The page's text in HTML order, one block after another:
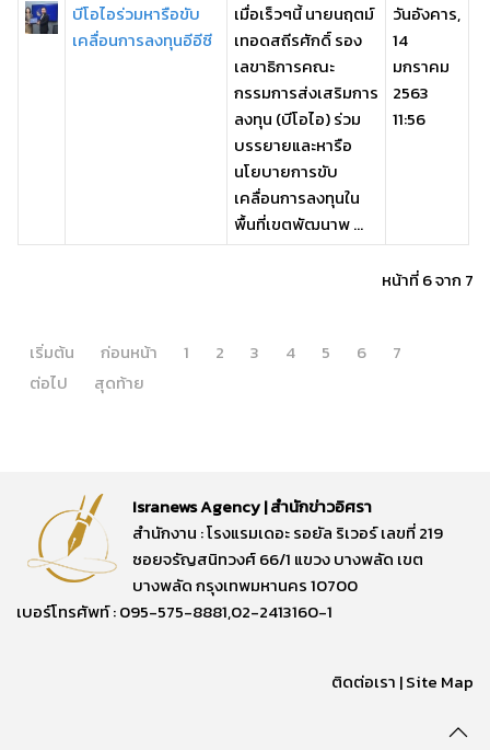
บีโอไอร่วมหารือขับ
เคลื่อนการลงทุนอีอีซี
เมื่อเร็วๆนี้ นายนฤตม์
เทอดสถีรศักดิ์ รอง
เลขาธิการคณะ
กรรมการส่งเสริมการ
ลงทุน (บีโอไอ) ร่วม
บรรยายและหารือ
นโยบายการขับ
เคลื่อนการลงทุนใน
พื้นที่เขตพัฒนาพ ...
วันอังคาร,
14
มกราคม
2563
11:56
หน้าที่ 6 จาก 7
เริ่มต้น ก่อนหน้า 1 2 3 4 5 6
7
ต่อไป
สุดท้าย
Isranews Agency | สำนักข่าวอิศรา
สำนักงาน : โรงแรมเดอะ รอยัล ริเวอร์ เลขที่ 219
ซอยจรัญสนิทวงศ์ 66/1 แขวง บางพลัด เขต
บางพลัด กรุงเทพมหานคร 10700
เบอร์โทรศัพท์ : 095-575-8881,02-2413160-1
ติดต่อเรา |Site Map